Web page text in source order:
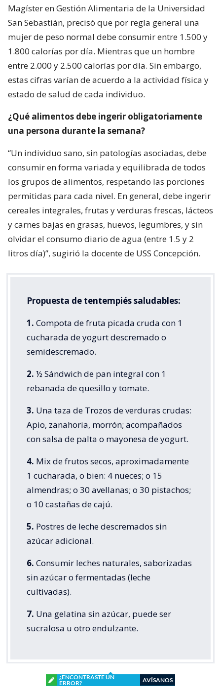
Magíster en Gestión Alimentaria de la Universidad
San Sebastián, precisó que por regla general una
mujer de peso normal debe consumir entre 1.500 y
1.800 calorías por día. Mientras que un hombre
entre 2.000 y 2.500 calorías por día. Sin embargo,
estas cifras varían de acuerdo a la actividad física y
estado de salud de cada individuo.
¿Qué alimentos debe ingerir obligatoriamente
una persona durante la semana?
“Un individuo sano, sin patologías asociadas, debe
consumir en forma variada y equilibrada de todos
los grupos de alimentos, respetando las porciones
permitidas para cada nivel. En general, debe ingerir
cereales integrales, frutas y verduras frescas, lácteos
y carnes bajas en grasas, huevos, legumbres, y sin
olvidar el consumo diario de agua (entre 1.5 y 2
litros día)”, sugirió la docente de USS Concepción.
Propuesta de tentempiés saludables:
1. Compota de fruta picada cruda con 1
cucharada de yogurt descremado o
semidescremado.
2. ½ Sándwich de pan integral con 1
rebanada de quesillo y tomate.
3. Una taza de Trozos de verduras crudas:
Apio, zanahoria, morrón; acompañados
con salsa de palta o mayonesa de yogurt.
4. Mix de frutos secos, aproximadamente
1 cucharada, o bien: 4 nueces; o 15
almendras; o 30 avellanas; o 30 pistachos;
o 10 castañas de cajú.
5. Postres de leche descremados sin
azúcar adicional.
6. Consumir leches naturales, saborizadas
sin azúcar o fermentadas (leche
cultivadas).
7. Una gelatina sin azúcar, puede ser
sucralosa u otro endulzante.
¿ENCONTRASTE UN
ERROR?
AVÍSANOS